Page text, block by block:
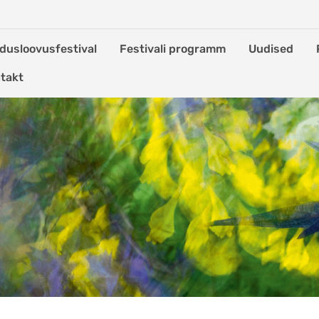
Festivali programm Uudised